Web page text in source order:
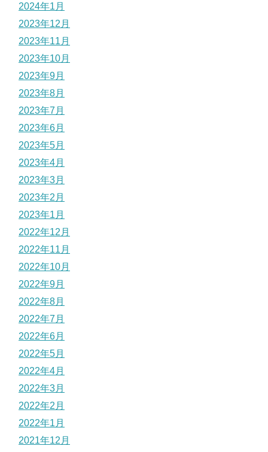
2024年1月
2023年12月
2023年11月
2023年10月
2023年9月
2023年8月
2023年7月
2023年6月
2023年5月
2023年4月
2023年3月
2023年2月
2023年1月
2022年12月
2022年11月
2022年10月
2022年9月
2022年8月
2022年7月
2022年6月
2022年5月
2022年4月
2022年3月
2022年2月
2022年1月
2021年12月